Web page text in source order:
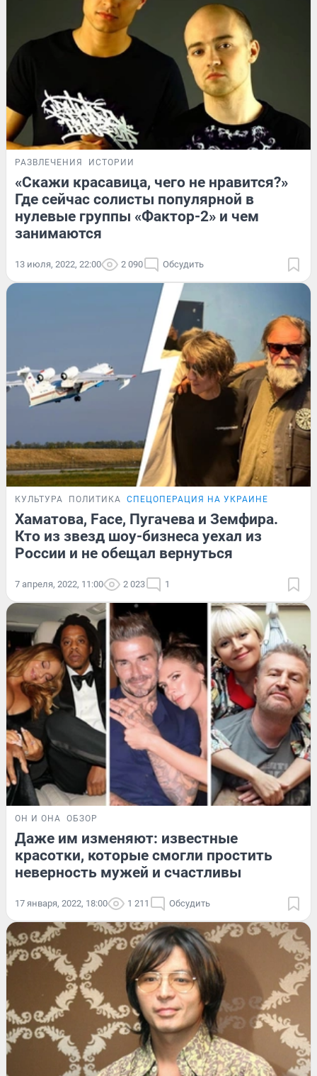
РАЗВЛЕЧЕНИЯ ИСТОРИИ
«Скажи красавица, чего не нравится?»
Где сейчас солисты популярной в
нулевые группы «Фактор-2» и чем
занимаются
13 июля, 2022, 22:00 2 090 Обсудить
КУЛЬТУРА ПОЛИТИКА СПЕЦОПЕРАЦИЯ НА УКРАИНЕ
Хаматова, Face, Пугачева и Земфира.
Кто из звезд шоу-бизнеса уехал из
России и не обещал вернуться
7 апреля, 2022, 11:00 2 023 1
ОН И ОНА ОБЗОР
Даже им изменяют: известные
красотки, которые смогли простить
неверность мужей и счастливы
17 января, 2022, 18:00 1 211 Обсудить